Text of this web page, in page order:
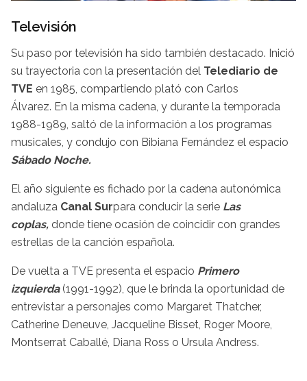
Televisión
Su paso por televisión ha sido también destacado. Inició
su trayectoria con la presentación del Telediario de
TVE en 1985, compartiendo plató con Carlos
Álvarez. En la misma cadena, y durante la temporada
1988-1989, saltó de la información a los programas
musicales, y condujo con Bibiana Fernández el espacio
Sábado Noche.
El año siguiente es fichado por la cadena autonómica
andaluza Canal Surpara conducir la serie Las
coplas, donde tiene ocasión de coincidir con grandes
estrellas de la canción española.
De vuelta a TVE presenta el espacio Primero
izquierda (1991-1992), que le brinda la oportunidad de
entrevistar a personajes como Margaret Thatcher,
Catherine Deneuve, Jacqueline Bisset, Roger Moore,
Montserrat Caballé, Diana Ross o Ursula Andress.